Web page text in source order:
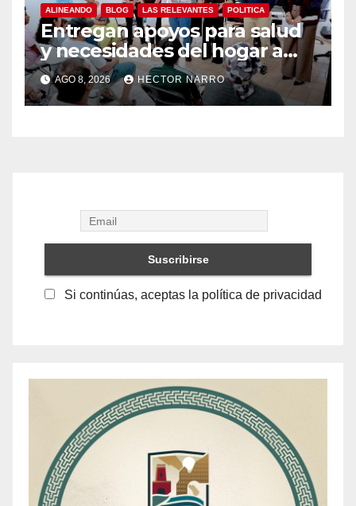
ALINEANDO BLOG LAS RELEVANTES POLITICA
Entregan apoyos para salud
y necesidades del hogar a
familias de Cabo San Lucas
AGO 8, 2026 HECTOR NARRO
Si continúas, aceptas la política de privacidad